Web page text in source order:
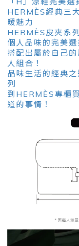
HERMÈS經典三
暖魅力
HERMÈS皮夾系
個人品味的完美選
搭配出屬於自己
人組合！
品味生活的經典
列
到HERMÈS專櫃
道的事情！